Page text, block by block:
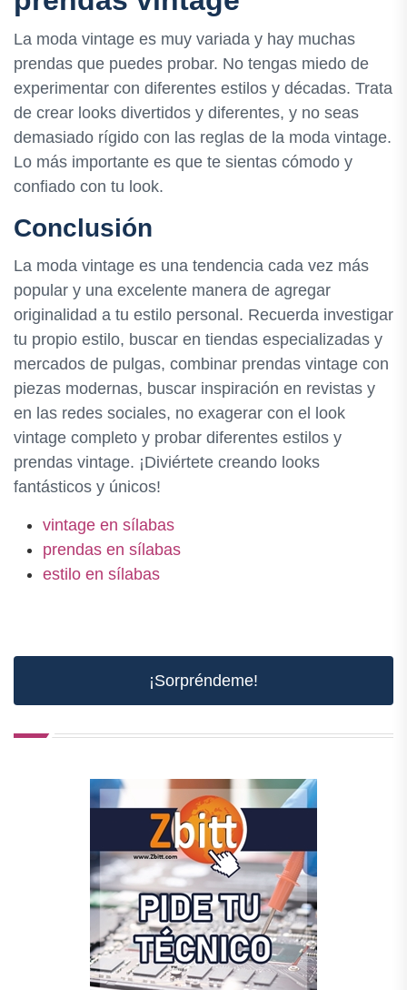
La moda vintage es muy variada y hay muchas
prendas que puedes probar. No tengas miedo de
experimentar con diferentes estilos y décadas. Trata
de crear looks divertidos y diferentes, y no seas
demasiado rígido con las reglas de la moda vintage.
Lo más importante es que te sientas cómodo y
confiado con tu look.
Conclusión
La moda vintage es una tendencia cada vez más
popular y una excelente manera de agregar
originalidad a tu estilo personal. Recuerda investigar
tu propio estilo, buscar en tiendas especializadas y
mercados de pulgas, combinar prendas vintage con
piezas modernas, buscar inspiración en revistas y
en las redes sociales, no exagerar con el look
vintage completo y probar diferentes estilos y
prendas vintage. ¡Diviértete creando looks
fantásticos y únicos!
vintage en sílabas
prendas en sílabas
estilo en sílabas
¡Sorpréndeme!